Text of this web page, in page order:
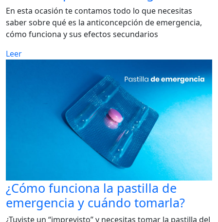
En esta ocasión te contamos todo lo que necesitas
saber sobre qué es la anticoncepción de emergencia,
cómo funciona y sus efectos secundarios
Leer
¿Cómo funciona la pastilla de
emergencia y cuándo tomarla?
¿Tuviste un “imprevisto” y necesitas tomar la pastilla del